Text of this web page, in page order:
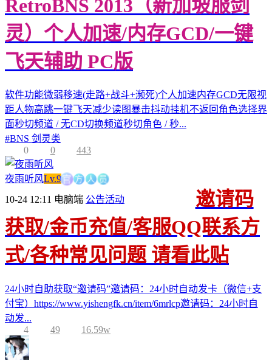
RetroBNS 2013（新加坡服剑
灵）个人加速/内存GCD/一键
飞天辅助 PC版
软件功能微弱移速(走路+战斗+濒死)个人加速内存GCD无限视
距人物高跳一键飞天减少读图暴击抖动挂机不返回角色选择界
面秒切频道 / 无CD切换频道秒切角色 / 秒...
#BNS 剑灵类
0
0 443
夜雨听风Lv.9官方人员
10-24 12:11 电脑端 公告活动
邀请码
获取/金币充值/客服QQ联系方
式/各种常见问题 请看此贴
24小时自助获取“邀请码”邀请码：24小时自动发卡（微信+支
付宝）https://www.yishengfk.cn/item/6mrlcp邀请码：24小时自
动发...
4
49 16.59w